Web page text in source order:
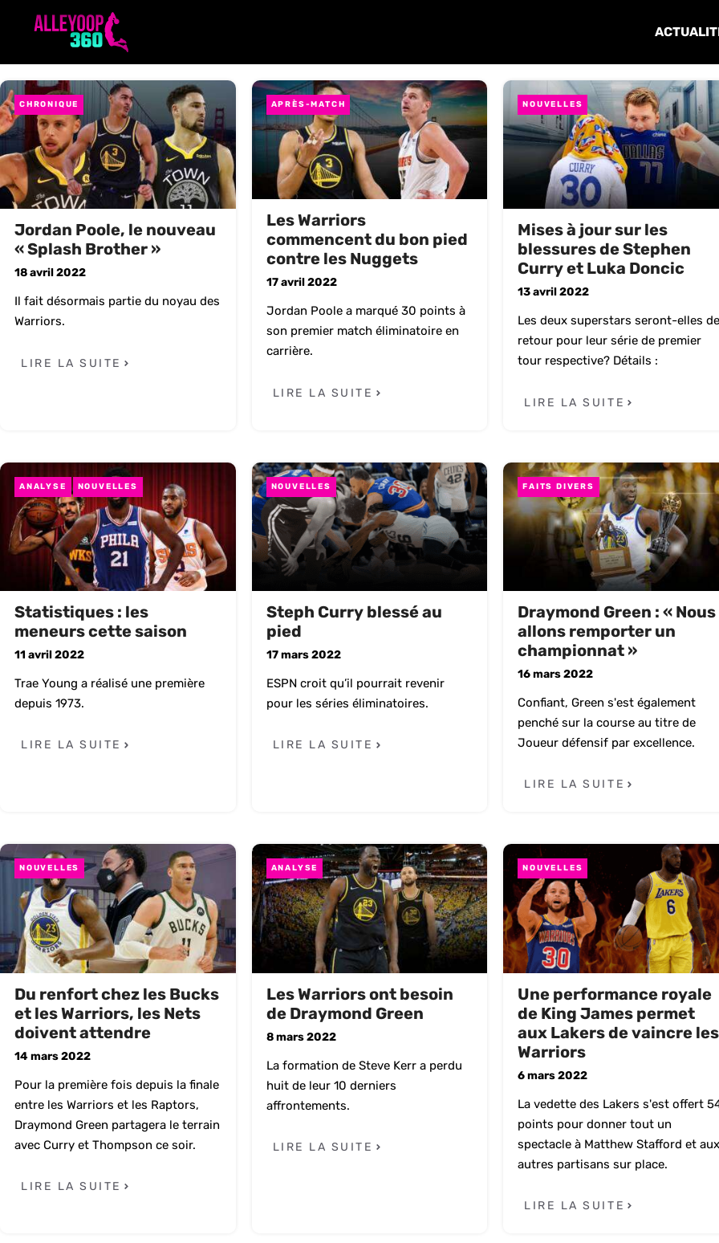
CHRONIQUE
Jordan Poole, le nouveau
« Splash Brother »
18 avril 2022
Il fait désormais partie du noyau des
Warriors.
LIRE LA SUITE
APRÈS-MATCH
Les Warriors
commencent du bon pied
contre les Nuggets
17 avril 2022
Jordan Poole a marqué 30 points à
son premier match éliminatoire en
carrière.
LIRE LA SUITE
NOUVELLES
Mises à jour sur les
blessures de Stephen
Curry et Luka Doncic
13 avril 2022
Les deux superstars seront-elles
retour pour leur série de premier
tour respective? Détails :
LIRE LA SUITE
ANALYSE NOUVELLES
Statistiques : les
meneurs cette saison
11 avril 2022
Trae Young a réalisé une première
depuis 1973.
LIRE LA SUITE
NOUVELLES
Steph Curry blessé au
pied
17 mars 2022
ESPN croit qu’il pourrait revenir
pour les séries éliminatoires.
LIRE LA SUITE
FAITS DIVERS
Draymond Green : « Nous
allons remporter un
championnat »
16 mars 2022
Confiant, Green s'est également
penché sur la course au titre de
Joueur défensif par excellence.
LIRE LA SUITE
NOUVELLES
Du renfort chez les Bucks
et les Warriors, les Nets
doivent attendre
14 mars 2022
Pour la première fois depuis la finale
entre les Warriors et les Raptors,
Draymond Green partagera le terrain
avec Curry et Thompson ce soir.
LIRE LA SUITE
ANALYSE
Les Warriors ont besoin
de Draymond Green
8 mars 2022
La formation de Steve Kerr a perdu
huit de leur 10 derniers
affrontements.
LIRE LA SUITE
NOUVELLES
Une performance royale
de King James permet
aux Lakers de vaincre les
Warriors
6 mars 2022
La vedette des Lakers s'est offert
points pour donner tout un
spectacle à Matthew Stafford et
autres partisans sur place.
LIRE LA SUITE